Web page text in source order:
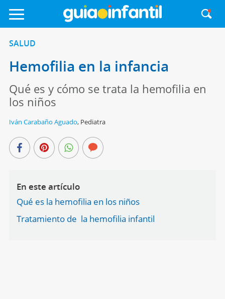
SALUD
Hemofilia en la infancia
Qué es y cómo se trata la hemofilia en
los niños
Iván Carabaño Aguado, Pediatra
En este artículo
Qué es la hemofilia en los niños
Tratamiento de la hemofilia infantil